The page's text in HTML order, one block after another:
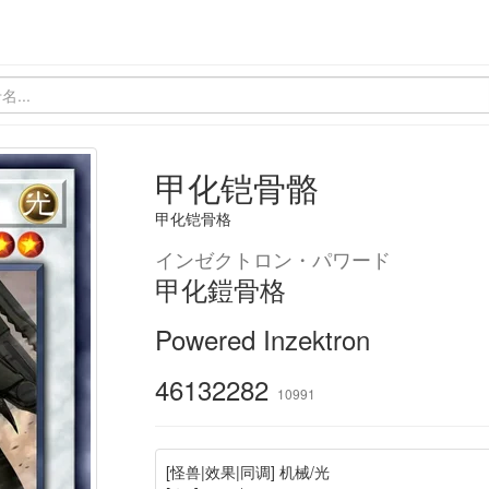
甲化铠骨骼
甲化铠骨格
インゼクトロン・パワード
甲化鎧骨格
Powered Inzektron
46132282 10991
[怪兽|效果|同调] 机械/光